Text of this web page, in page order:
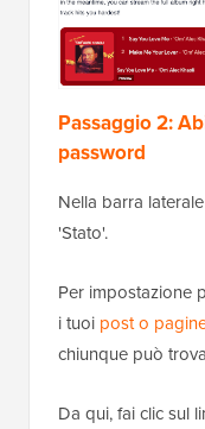
Passaggio 2:
password
Nella barra
'Stato'.
Per impostazione
i tuoi post o
chiunque può
Da qui, fai clic sul